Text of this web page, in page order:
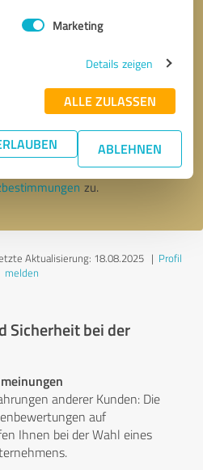
Marketing
Details zeigen
ALLE ZULASSEN
ABLEHNEN
* Erforderliche Angaben
senden
zu.
Aktualisierung: 18.08.2025| Profil
melden
Sicherheit bei der
anderer Kunden: Die
auf
Ihnen bei der Wahl eines